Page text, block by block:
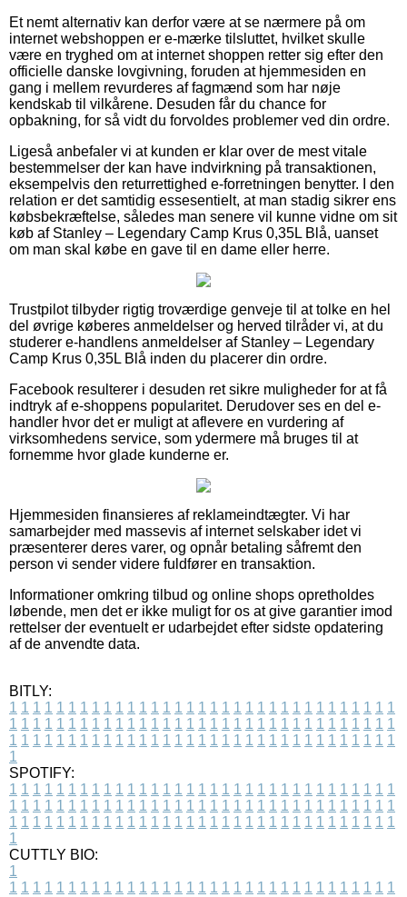
Et nemt alternativ kan derfor være at se nærmere på om
internet webshoppen er e-mærke tilsluttet, hvilket skulle
være en tryghed om at internet shoppen retter sig efter den
officielle danske lovgivning, foruden at hjemmesiden en
gang i mellem revurderes af fagmænd som har nøje
kendskab til vilkårene. Desuden får du chance for
opbakning, for så vidt du forvoldes problemer ved din ordre.
Ligeså anbefaler vi at kunden er klar over de mest vitale
bestemmelser der kan have indvirkning på transaktionen,
eksempelvis den returrettighed e-forretningen benytter. I den
relation er det samtidig essesentielt, at man stadig sikrer ens
købsbekræftelse, således man senere vil kunne vidne om sit
køb af Stanley – Legendary Camp Krus 0,35L Blå, uanset
om man skal købe en gave til en dame eller herre.
Trustpilot tilbyder rigtig troværdige genveje til at tolke en hel
del øvrige køberes anmeldelser og herved tilråder vi, at du
studerer e-handlens anmeldelser af Stanley – Legendary
Camp Krus 0,35L Blå inden du placerer din ordre.
Facebook resulterer i desuden ret sikre muligheder for at få
indtryk af e-shoppens popularitet. Derudover ses en del e-
handler hvor det er muligt at aflevere en vurdering af
virksomhedens service, som ydermere må bruges til at
fornemme hvor glade kunderne er.
Hjemmesiden finansieres af reklameindtægter. Vi har
samarbejder med massevis af internet selskaber idet vi
præsenterer deres varer, og opnår betaling såfremt den
person vi sender videre fuldfører en transaktion.
Informationer omkring tilbud og online shops opretholdes
løbende, men det er ikke muligt for os at give garantier imod
rettelser der eventuelt er udarbejdet efter sidste opdatering
af de anvendte data.
BITLY:
1 1 1 1 1 1 1 1 1 1 1 1 1 1 1 1 1 1 1 1 1 1 1 1 1 1 1 1 1 1 1 1 1
1 1 1 1 1 1 1 1 1 1 1 1 1 1 1 1 1 1 1 1 1 1 1 1 1 1 1 1 1 1 1 1 1
1 1 1 1 1 1 1 1 1 1 1 1 1 1 1 1 1 1 1 1 1 1 1 1 1 1 1 1 1 1 1 1 1
1
SPOTIFY:
1 1 1 1 1 1 1 1 1 1 1 1 1 1 1 1 1 1 1 1 1 1 1 1 1 1 1 1 1 1 1 1 1
1 1 1 1 1 1 1 1 1 1 1 1 1 1 1 1 1 1 1 1 1 1 1 1 1 1 1 1 1 1 1 1 1
1 1 1 1 1 1 1 1 1 1 1 1 1 1 1 1 1 1 1 1 1 1 1 1 1 1 1 1 1 1 1 1 1
1
CUTTLY BIO:
1
1 1 1 1 1 1 1 1 1 1 1 1 1 1 1 1 1 1 1 1 1 1 1 1 1 1 1 1 1 1 1 1 1